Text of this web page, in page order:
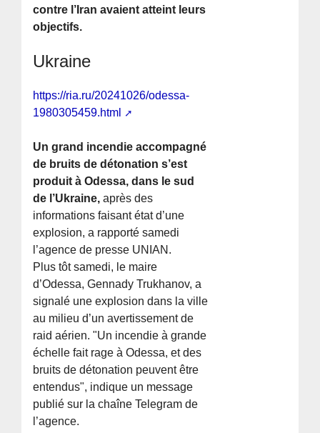
contre l’Iran avaient atteint leurs
objectifs.
Ukraine
https://ria.ru/20241026/odessa-
1980305459.html
Un grand incendie accompagné
de bruits de détonation s’est
produit à Odessa, dans le sud
de l’Ukraine, après des
informations faisant état d’une
explosion, a rapporté samedi
l’agence de presse UNIAN.
Plus tôt samedi, le maire
d’Odessa, Gennady Trukhanov, a
signalé une explosion dans la ville
au milieu d’un avertissement de
raid aérien. "Un incendie à grande
échelle fait rage à Odessa, et des
bruits de détonation peuvent être
entendus", indique un message
publié sur la chaîne Telegram de
l’agence.